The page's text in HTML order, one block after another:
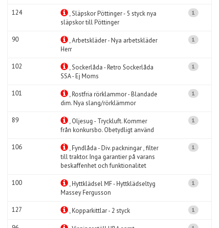
124
, Släpskor Pöttinger - 5 styck nya
släpskor till Pöttinger
1
90
, Arbetskläder - Nya arbetskläder
Herr
1
102
, Sockerlåda - Retro Sockerlåda
SSA - Ej Moms
1
101
, Rostfria rörklammor - Blandade
dim. Nya slang/rörklämmor
1
89
, Oljesug - Tryckluft. Kommer
från konkursbo. Obetydligt använd
1
106
, Fyndlåda - Div. packningar , filter
till traktor. Inga garantier på varans
beskaffenhet och funktionalitet
1
100
, Hyttklädsel MF - Hyttklädseltyg
Massey Fergusson
1
127 , Kopparkittlar - 2 styck 1